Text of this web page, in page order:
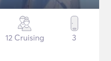
12 Cruising 3